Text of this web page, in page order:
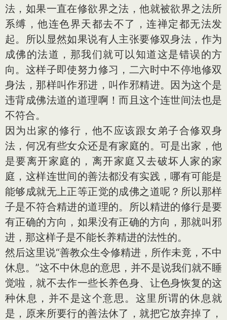
法，如果一直在修欲界之法，他就被欲界之法所
系缚，他连色界天都去不了，连禅定都无法发
起。所以显然如果说有人主张要修双身法，作为
成佛的法道，那我们就可以知道这是错误的方
向。这样子即使努力修习，二六时中不停地修双
身法，那样叫作邪进，叫作邪精进。因为这个是
违背成佛法道的道理啊！而且这个连世间法也是
不符合。
因为出家的修行，他不应该跟女弟子合修双身
法，何况有些女众还是有家庭的。可是出家，他
是要离开家庭的，离开家庭又去破坏人家的家
庭，这样连世间的善法都没有实践，哪有可能是
能够成就无上正等正觉的成佛之道呢？所以那样
子是不符合精进的道理的。所以精进的修行是要
有正确的方向，如果没有正确的方向，那就叫邪
进，那这样子是不能长养精进的法性的。
然后这里说“善教众生令修精进，所作未竟，不中
休息。”这不中休息的意思，并不是说我们就不睡
觉啦，就不去作一些长养色身、让色身恢复的这
种休息，并不是这个意思。这里所谓的休息就
是，原来所要行的善法休了，就把它放弃掉了，